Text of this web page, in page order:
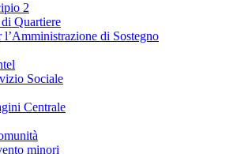
2
Quartiere
l’Amministrazione di Sostegno
Sociale
Centrale
minori